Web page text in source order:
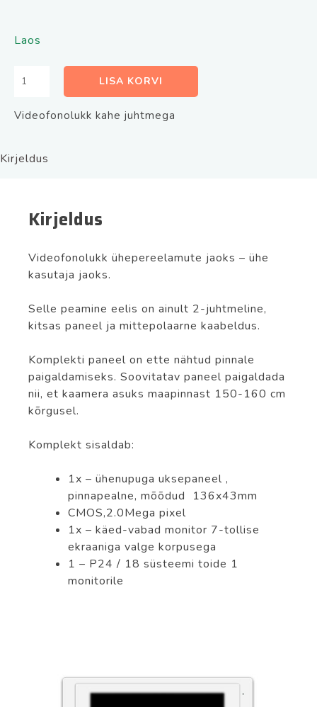
Laos
Videfonolukukomplekt
Tec
kitsas
2
tolli
LISA KORVI
Videofonolukk kahe juhtmega
Kirjeldus
Kirjeldus
Videofonolukk ühepereelamute jaoks – ühe
kasutaja jaoks.
Selle peamine eelis on ainult 2-juhtmeline,
kitsas paneel ja mittepolaarne kaabeldus.
Komplekti paneel on ette nähtud pinnale
paigaldamiseks. Soovitatav paneel paigaldada
nii, et kaamera asuks maapinnast 150-160 cm
kõrgusel.
Komplekt sisaldab:
1x – ühenupuga uksepaneel ,
pinnapealne, mõõdud 136x43mm
CMOS,2.0Mega pixel
1x – käed-vabad monitor 7-tollise
ekraaniga valge korpusega
1 – P24 / 18 süsteemi toide 1
monitorile